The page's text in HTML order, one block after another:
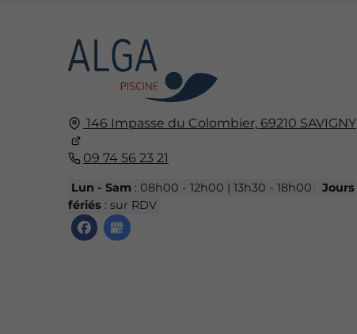
146 Impasse du Colombier, 69210 SAVIGNY
09 74 56 23 21
Lun - Sam : 08h00 - 12h00 | 13h30 - 18h00
Jours
fériés: sur RDV